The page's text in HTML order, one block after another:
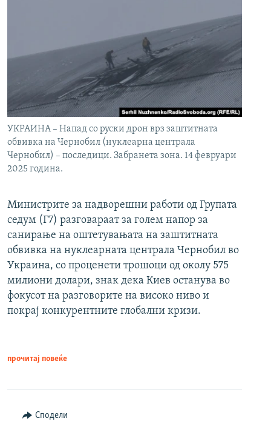
УКРАИНА – Напад со руски дрон врз заштитната
обвивка на Чернобил (нуклеарна централа
Чернобил) – последици. Забранета зона. 14 февруари
2025 година.
Министрите за надворешни работи од Групата
седум (Г7) разговараат за голем напор за
санирање на оштетувањата на заштитната
обвивка на нуклеарната централа Чернобил во
Украина, со проценети трошоци од околу 575
милиони долари, знак дека Киев останува во
фокусот на разговорите на високо ниво и
покрај конкурентните глобални кризи.
прочитај повеќе
Сподели